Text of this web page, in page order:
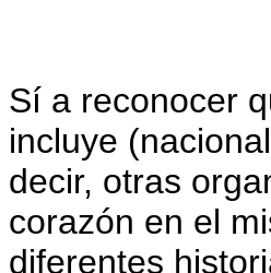
Sí a reconocer
incluye
decir, otras
corazón en el
diferentes